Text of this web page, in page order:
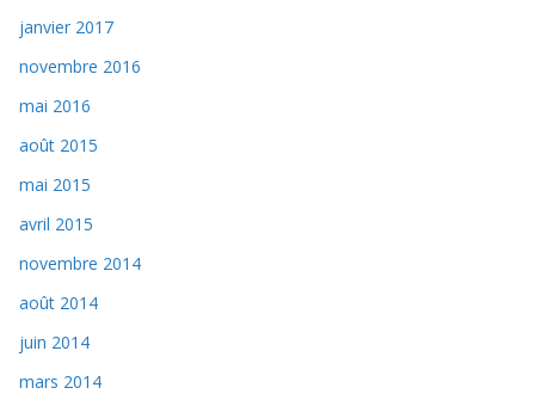
janvier 2017
novembre 2016
mai 2016
août 2015
mai 2015
avril 2015
novembre 2014
août 2014
juin 2014
mars 2014